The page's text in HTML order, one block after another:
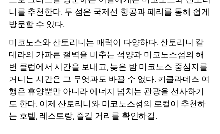
니를 추천한다. 두 섬은 국제선 항공과 페리를 통해 쉽게
방문할 수 있다.
미코노스와 산토리니는 매력이 다양하다. 산토리니 칼
데라의 가파른 절벽을 비추는 석양과 미코노스섬의 해
변 클럽에서 시간을 보내고, 늦은 밤 미코노스 중심지를
거니는 시간은 그 무엇과도 바꿀 수 없다. 키클라데스 여
행은 휴양뿐만 아니라 에너지 넘치는 관광을 선사하기
도 한다. 이제 산토리니와 미코노스섬의 로컬이 추천하
는 호텔, 레스토랑, 즐길 거리를 확인하길.